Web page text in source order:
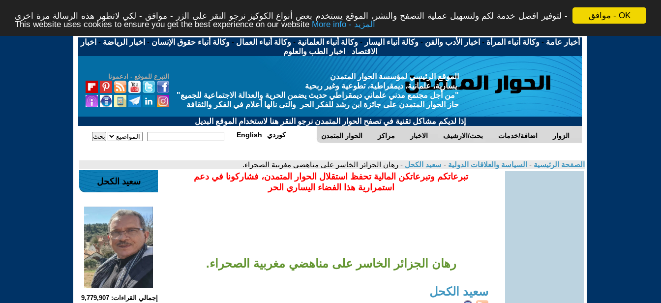
موافق - OK
لتوفير افضل خدمة لكم ولتسهيل عملية التصفح والنشر، الموقع يستخدم بعض أنواع الكوكيز نرجو النقر على الزر - موافق - لكي لاتظهر هذه الرسالة مرة اخرى -
This website uses cookies to ensure you get the best experience on our website
More info - المزيد
أخبار عامة -وكالة أنباء المرأة - اخبار الأدب والفن -وكالة أنباء اليسار -وكالة أنباء العلمانية -وكالة أنباء العمال -وكالة أنباء حقوق الإنسان - اخبار الرياضة - اخبار
الاقتصاد - اخبار الطب والعلوم
التبرع للموقع - ادعمونا
الموقع الرئيسي لمؤسسة الحوار المتمدن
يسارية، علمانية، ديمقراطية، تطوعية وغير ربحية
"من أجل مجتمع مدني علماني ديمقراطي حديث يضمن الحرية والعدالة الاجتماعية للجميع"
حاز الحوار المتمدن على جائزة ابن رشد للفكر الحر والتى نالها أعلام في الفكر والثقافة
إذا لديكم مشاكل تقنية في تصفح الحوار المتمدن نرجو النقر هنا لاستخدام الموقع البديل
الحوار المتمدن مراكز الاخبار بحث/الارشيف اضافة/خدمات الزوار English كوردي
الصفحة الرئيسية - السياسة والعلاقات الدولية - سعيد الكحل - رهان الجزائر الخاسر على مناهضي مغربية الصحراء.
تبرعاتكم وتبرعاتكن المالية تحفظ استقلال الحوار المتمدن، فشاركونا في دعم
استمرارية هذا الفضاء اليساري الحر
رهان الجزائر الخاسر على مناهضي مغربية الصحراء.
سعيد الكحل
سعيد الكحل
إجمالي القراءات: 9,779,907